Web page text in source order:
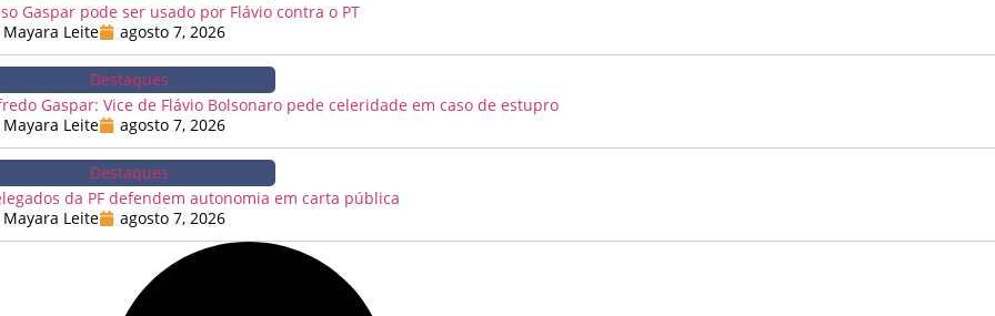
Gaspar pode ser usado por Flávio contra o PT
Mayara Leite
agosto 7, 2026
Destaques
Gaspar: Vice de Flávio Bolsonaro pede celeridade em caso de estupro
Mayara Leite
agosto 7, 2026
Destaques
da PF defendem autonomia em carta pública
Mayara Leite
agosto 7, 2026